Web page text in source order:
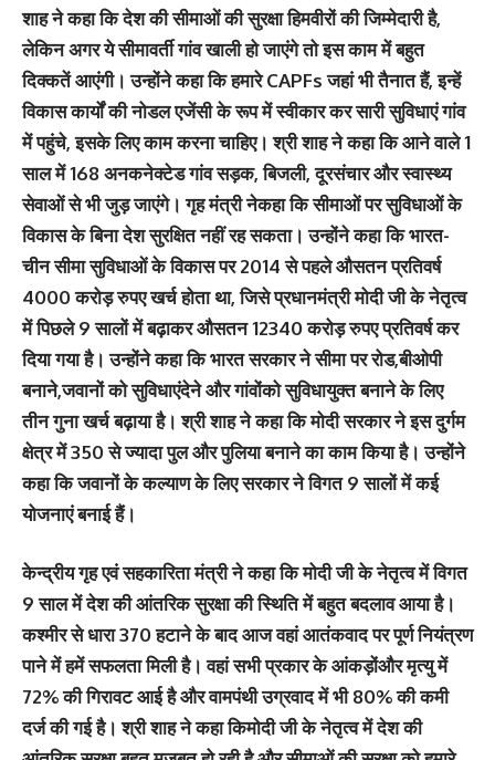
शाह ने कहा कि देश की सीमाओं की सुरक्षा हिमवीरों की जिम्मेदारी है,
लेकिन अगर ये सीमावर्ती गांव खाली हो जाएंगे तो इस काम में बहुत
दिक्कतें आएंगी। उन्होंने कहा कि हमारे CAPFs जहां भी तैनात हैं, इन्हें
विकास कार्यों की नोडल एजेंसी के रूप में स्वीकार कर सारी सुविधाएं गांव
में पहुंचे, इसके लिए काम करना चाहिए। श्री शाह ने कहा कि आने वाले 1
साल में 168 अनकनेक्टेड गांव सड़क, बिजली, दूरसंचार और स्वास्थ्य
सेवाओं से भी जुड़ जाएंगे। गृह मंत्री नेकहा कि सीमाओं पर सुविधाओं के
विकास के बिना देश सुरक्षित नहीं रह सकता। उन्होंने कहा कि भारत-
चीन सीमा सुविधाओं के विकास पर 2014 से पहले औसतन प्रतिवर्ष
4000 करोड़ रुपए खर्च होता था, जिसे प्रधानमंत्री मोदी जी के नेतृत्व
में पिछले 9 सालों में बढ़ाकर औसतन 12340 करोड़ रुपए प्रतिवर्ष कर
दिया गया है। उन्होंने कहा कि भारत सरकार ने सीमा पर रोड,बीओपी
बनाने,जवानों को सुविधाएंदेने और गांवोंको सुविधायुक्त बनाने के लिए
तीन गुना खर्च बढ़ाया है। श्री शाह ने कहा कि मोदी सरकार ने इस दुर्गम
क्षेत्र में 350 से ज्यादा पुल और पुलिया बनाने का काम किया है। उन्होंने
कहा कि जवानों के कल्याण के लिए सरकार ने विगत 9 सालों में कई
योजनाएं बनाई हैं।
केन्द्रीय गृह एवं सहकारिता मंत्री ने कहा कि मोदी जी के नेतृत्व में विगत
9 साल में देश की आंतरिक सुरक्षा की स्थिति में बहुत बदलाव आया है।
कश्मीर से धारा 370 हटाने के बाद आज वहां आतंकवाद पर पूर्ण नियंत्रण
पाने में हमें सफलता मिली है। वहां सभी प्रकार के आंकड़ोंऔर मृत्यु में
72% की गिरावट आई है और वामपंथी उग्रवाद में भी 80% की कमी
दर्ज की गई है। श्री शाह ने कहा किमोदी जी के नेतृत्व में देश की